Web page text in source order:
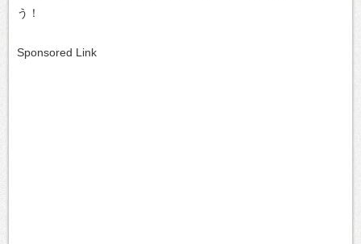
う！
Sponsored Link